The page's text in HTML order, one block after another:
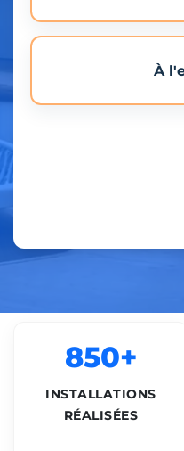
À
850+
INSTALLATIONS
RÉALISÉES